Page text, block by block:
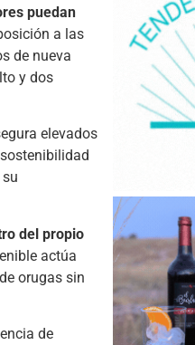
puedan
a las
de nueva
y dos
elevados
del propio
actúa
orugas sin
de